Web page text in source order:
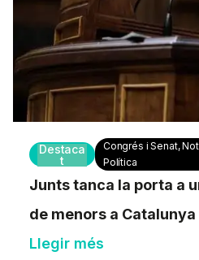
Destaca
t
Congrés i Senat,
Política
Junts tanca la porta a
de menors a Catalunya
Llegir més